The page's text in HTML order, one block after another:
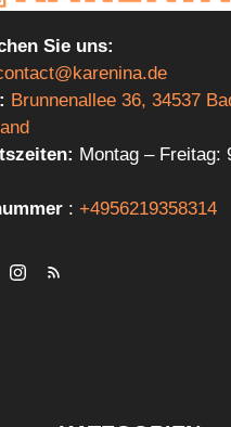
Sie uns:
Brunnenallee 36, 34537
Montag – Freitag:
: +4956219358314